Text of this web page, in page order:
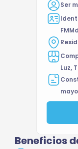
Ser
Luz,
Beneficios